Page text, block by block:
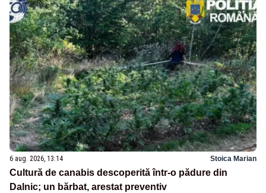
6 aug. 2026, 13:14 Stoica Marian
Cultură de canabis descoperită într-o pădure din
Dalnic; un bărbat, arestat preventiv